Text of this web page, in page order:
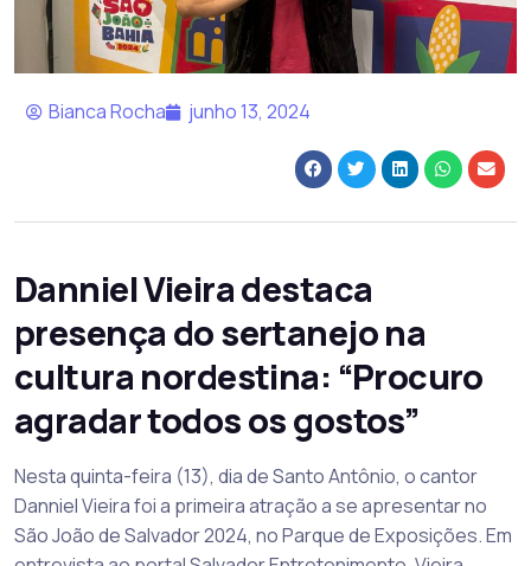
Bianca Rocha junho 13, 2024
Danniel Vieira destaca
presença do sertanejo na
cultura nordestina: “Procuro
agradar todos os gostos”
Nesta quinta-feira (13), dia de Santo Antônio, o cantor
Danniel Vieira foi a primeira atração a se apresentar no
São João de Salvador 2024, no Parque de Exposições. Em